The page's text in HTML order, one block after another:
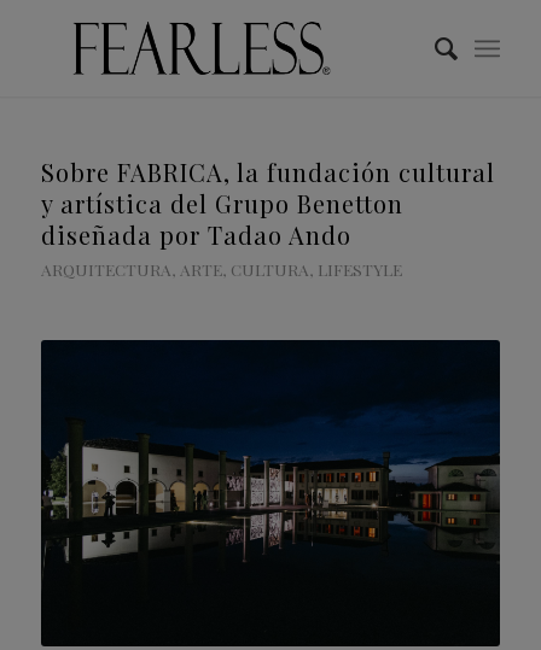
Sobre FABRICA, la fundación cultural
y artística del Grupo Benetton
diseñada por Tadao Ando
ARQUITECTURA, ARTE, CULTURA, LIFESTYLE